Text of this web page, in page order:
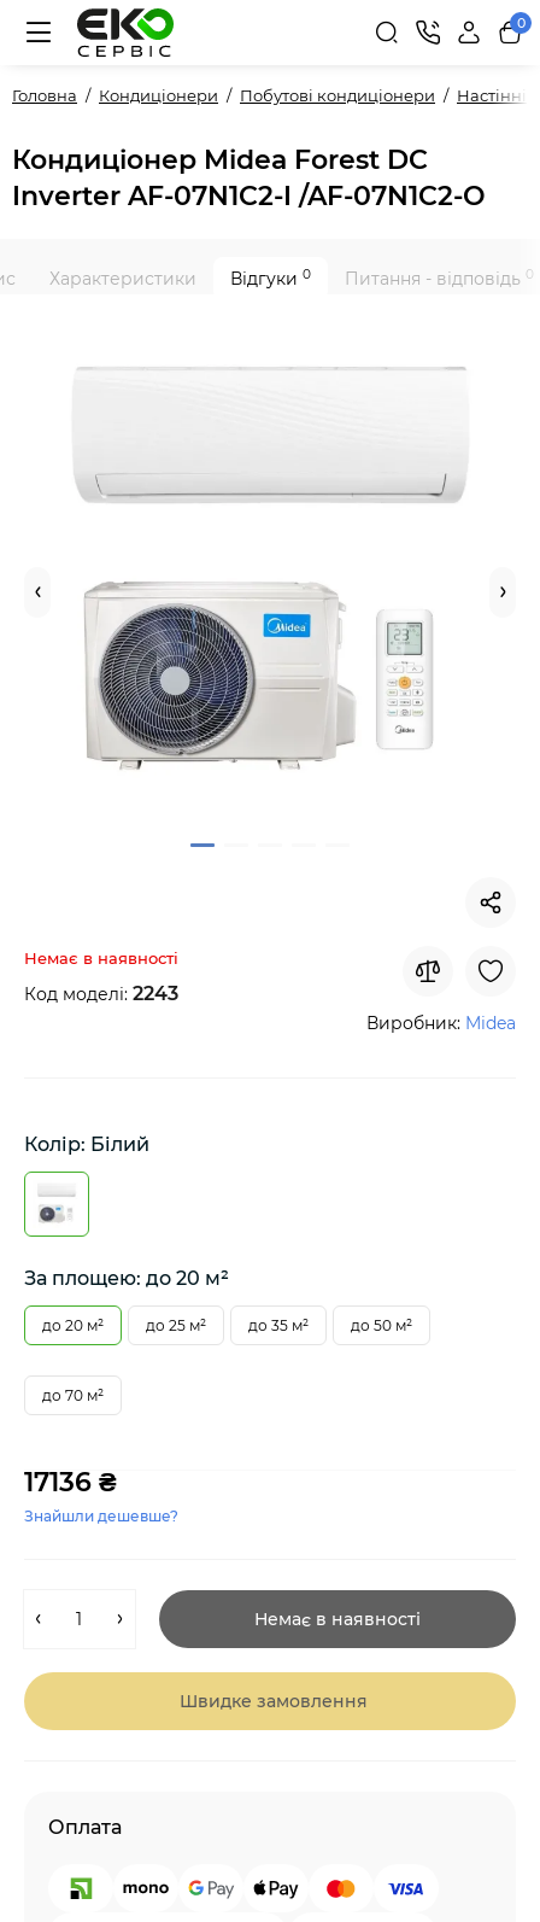
0
Головна Кондиціонери Побутові кондиціонери Настінні
Кондиціонер Midea Forest DC
Inverter AF-07N1C2-I /AF-07N1C2-O
Характеристики Відгуки 0 Питання - відповідь 0
Немає в наявності
Код моделі: 2243
Виробник: Midea
Колір: Білий
За площею: до 20 м²
до 20 м² до 25 м² до 35 м² до 50 м²
до 70 м²
17136 ₴
Знайшли дешевше?
Немає в наявності
Швидке замовлення
Оплата